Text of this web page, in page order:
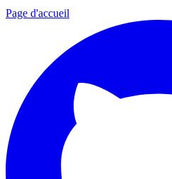
Page d'accueil